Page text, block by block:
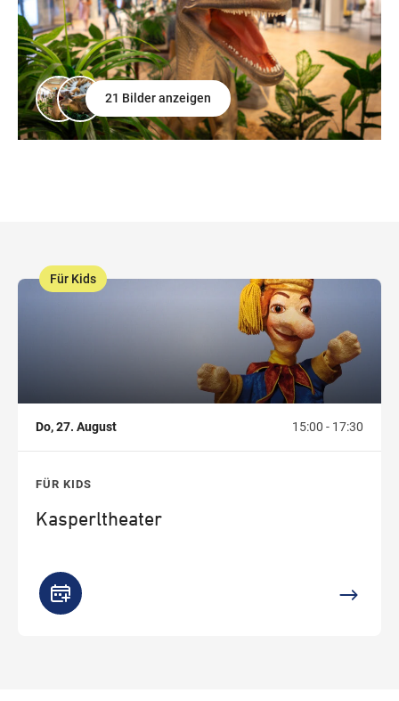
21 Bilder anzeigen
,
Für Kids
Do, 27. August 15:00 - 17:30
FÜR KIDS
Kasperltheater